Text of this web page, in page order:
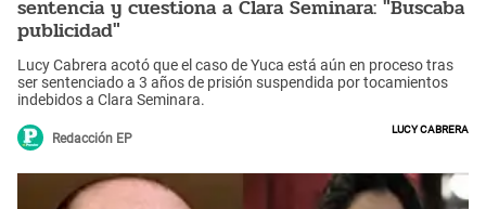
sentencia y cuestiona a Clara Seminara: "Buscaba
publicidad"
Lucy Cabrera acotó que el caso de Yuca está aún en proceso tras
ser sentenciado a 3 años de prisión suspendida por tocamientos
indebidos a Clara Seminara.
Redacción EP
Lucy Cabrera